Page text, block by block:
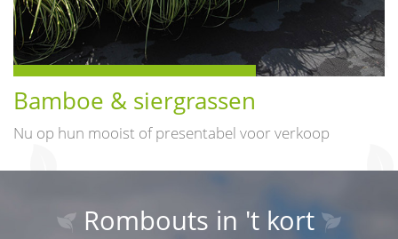
Bamboe & siergrassen
Nu op hun mooist of presentabel voor verkoop
Rombouts in 't kort